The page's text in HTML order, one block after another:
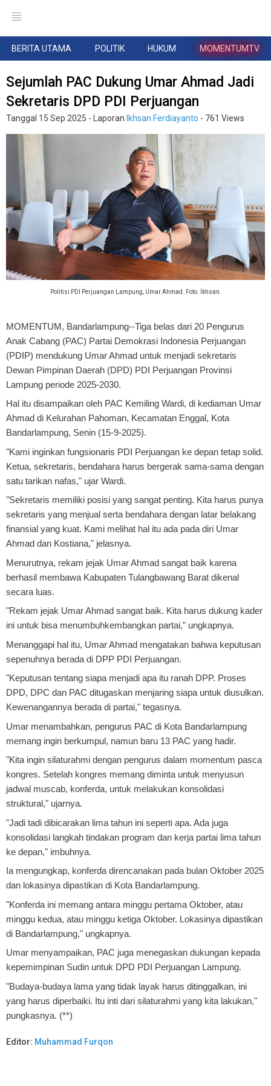
BERITA UTAMA POLITIK HUKUM MOMENTUMTV
Sejumlah PAC Dukung Umar Ahmad Jadi
Sekretaris DPD PDI Perjuangan
Tanggal 15 Sep 2025 - Laporan Ikhsan Ferdiayanto - 761 Views
Politisi PDI Perjuangan Lampung, Umar Ahmad. Foto. Ikhsan.
MOMENTUM, Bandarlampung--Tiga belas dari 20 Pengurus
Anak Cabang (PAC) Partai Demokrasi Indonesia Perjuangan
(PDIP) mendukung Umar Ahmad untuk menjadi sekretaris
Dewan Pimpinan Daerah (DPD) PDI Perjuangan Provinsi
Lampung periode 2025-2030.
Hal itu disampaikan oleh PAC Kemiling Wardi, di kediaman Umar
Ahmad di Kelurahan Pahoman, Kecamatan Enggal, Kota
Bandarlampung, Senin (15-9-2025).
"Kami inginkan fungsionaris PDI Perjuangan ke depan tetap solid.
Ketua, sekretaris, bendahara harus bergerak sama-sama dengan
satu tarikan nafas," ujar Wardi.
"Sekretaris memiliki posisi yang sangat penting. Kita harus punya
sekretaris yang menjual serta bendahara dengan latar belakang
finansial yang kuat. Kami melihat hal itu ada pada diri Umar
Ahmad dan Kostiana," jelasnya.
Menurutnya, rekam jejak Umar Ahmad sangat baik karena
berhasil membawa Kabupaten Tulangbawang Barat dikenal
secara luas.
"Rekam jejak Umar Ahmad sangat baik. Kita harus dukung kader
ini untuk bisa menumbuhkembangkan partai," ungkapnya.
Menanggapi hal itu, Umar Ahmad mengatakan bahwa keputusan
sepenuhnya berada di DPP PDI Perjuangan.
"Keputusan tentang siapa menjadi apa itu ranah DPP. Proses
DPD, DPC dan PAC ditugaskan menjaring siapa untuk diusulkan.
Kewenangannya berada di partai," tegasnya.
Umar menambahkan, pengurus PAC di Kota Bandarlampung
memang ingin berkumpul, namun baru 13 PAC yang hadir.
"Kita ingin silaturahmi dengan pengurus dalam momentum pasca
kongres. Setelah kongres memang diminta untuk menyusun
jadwal muscab, konferda, untuk melakukan konsolidasi
struktural," ujarnya.
"Jadi tadi dibicarakan lima tahun ini seperti apa. Ada juga
konsolidasi langkah tindakan program dan kerja partai lima tahun
ke depan," imbuhnya.
Ia mengungkap, konferda direncanakan pada bulan Oktober 2025
dan lokasinya dipastikan di Kota Bandarlampung.
"Konferda ini memang antara minggu pertama Oktober, atau
minggu kedua, atau minggu ketiga Oktober. Lokasinya dipastikan
di Bandarlampung," ungkapnya.
Umar menyampaikan, PAC juga menegaskan dukungan kepada
kepemimpinan Sudin untuk DPD PDI Perjuangan Lampung.
"Budaya-budaya lama yang tidak layak harus ditinggalkan, ini
yang harus diperbaiki. Itu inti dari silaturahmi yang kita lakukan,"
pungkasnya. (**)
Editor: Muhammad Furqon